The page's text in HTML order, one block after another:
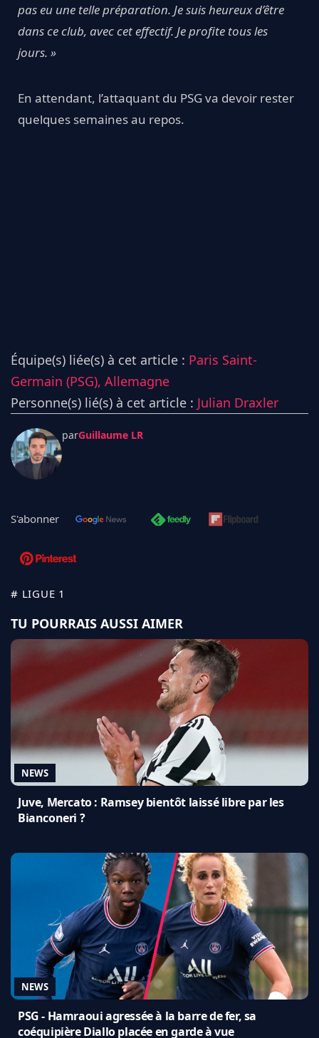
pas eu une telle préparation. Je suis heureux d’être
dans ce club, avec cet effectif. Je profite tous les
jours. »
En attendant, l’attaquant du PSG va devoir rester
quelques semaines au repos.
Équipe(s) liée(s) à cet article : Paris Saint-
Germain (PSG), Allemagne
Personne(s) lié(s) à cet article : Julian Draxler
parGuillaume LR
S'abonner
# LIGUE 1
TU POURRAIS AUSSI AIMER
NEWS
Juve, Mercato : Ramsey bientôt laissé libre par les
Bianconeri ?
NEWS
PSG - Hamraoui agressée à la barre de fer, sa
coéquipière Diallo placée en garde à vue